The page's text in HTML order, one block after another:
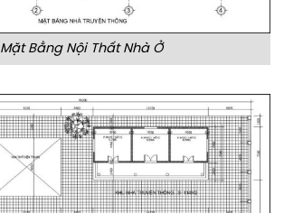
Mặt Bằng Nội Thất Nhà Ở